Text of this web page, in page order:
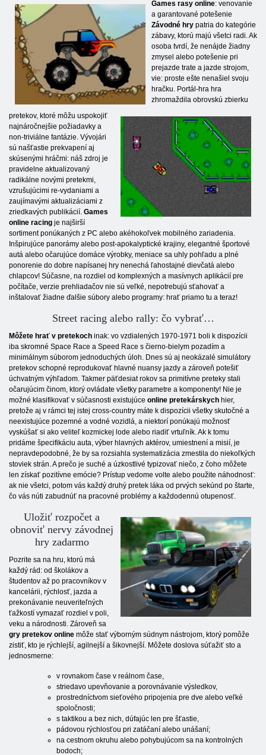
Games rasy online: venovanie
a garantované potešenie
Závodné hry patria do kategórie
zábavy, ktorú majú všetci radi. Ak
osoba tvrdí, že nenájde žiadny
zmysel alebo potešenie pri
prejazde trate a jazde strojom,
vie: proste ešte nenašiel svoju
hračku. Portál-hra hra
zhromaždila obrovskú zbierku
pretekov, ktoré môžu uspokojiť
najnáročnejšie požiadavky a
non-triviálne fantázie. Vývojári
sú našťastie prekvapení aj
skúsenými hráčmi: náš zdroj je
pravidelne aktualizovaný
radikálne novými pretekmi,
vzrušujúcimi re-vydaniami a
zaujímavými aktualizáciami z
zriedkavých publikácií. Games
online racing je najširší
sortiment ponúkaných z PC alebo akéhokoľvek mobilného zariadenia.
Inšpirujúce panorámy alebo post-apokalyptické krajiny, elegantné športové
autá alebo očarujúce domáce výrobky, meniace sa uhly pohľadu a plné
ponorenie do dobre napísanej hry nenechá ľahostajné dievčatá alebo
chlapcov! Súčasne, na rozdiel od komplexných a masívnych aplikácií pre
počítače, verzie prehliadačov nie sú veľké, nepotrebujú sťahovať a
inštalovať žiadne ďalšie súbory alebo programy: hrať priamo tu a teraz!
Street racing alebo rally: čo vybrať…
Môžete hrať v pretekoch inak: vo vzdialených 1970-1971 boli k dispozícii
iba skromné ​​Space Race a Speed ​​Race s čierno-bielym pozadím a
minimálnym súborom jednoduchých úloh. Dnes sú aj neokázalé simulátory
pretekov schopné reprodukovať hlavné nuansy jazdy a zároveň potešiť
úchvatným výhľadom. Takmer päťdesiat rokov sa primitívne preteky stali
očarujúcim činom, ktorý ovládate všetky parametre a komponenty! Nie je
možné klasifikovať v súčasnosti existujúce online pretekárskych hier,
pretože aj v rámci tej istej cross-country máte k dispozícii všetky skutočné a
neexistujúce pozemné a vodné vozidlá, a niektorí ponúkajú možnosť
vyskúšať si ako veliteľ kozmickej lode alebo riadiť vrtuľník. Ak k tomu
pridáme špecifikáciu auta, výber hlavných aktérov, umiestnení a misií, je
nepravdepodobné, že by sa rozsiahla systematizácia zmestila do niekoľkých
stoviek strán. A prečo je suché a úzkostlivé typizovať niečo, z čoho môžete
len získať pozitívne emócie? Prístup vedome volte alebo použite náhodnosť:
ak nie všetci, potom vás každý druhý pretek láka od prvých sekúnd po štarte,
čo vás núti zabudnúť na pracovné problémy a každodennú otupenosť.
Uložiť rozpočet a
obnoviť nervy závodnej
hry zadarmo
Pozrite sa na hru, ktorú má
každý rád: od školákov a
študentov až po pracovníkov v
kancelárii, rýchlosť, jazda a
prekonávanie neuveriteľných
ťažkostí vymazať rozdiel v poli,
veku a národnosti. Zároveň sa
gry pretekov online môže stať výborným súdnym nástrojom, ktorý pomôže
zistiť, kto je rýchlejší, agilnejší a šikovnejší. Môžete doslova súťažiť sto a
jednosmerne:
v rovnakom čase v reálnom čase,
striedavo upevňovanie a porovnávanie výsledkov,
prostredníctvom sieťového pripojenia pre dve alebo veľké
spoločnosti;
s taktikou a bez nich, dúfajúc len pre šťastie,
pádovou rýchlosťou pri zatáčaní alebo unášaní;
na cestnom okruhu alebo pohybujúcom sa na kontrolných
bodoch;